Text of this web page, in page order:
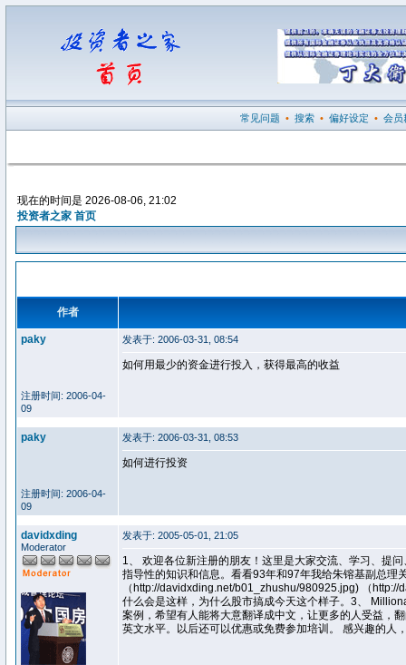
常见问题 • 搜索 • 偏好设定 • 会员
现在的时间是 2026-08-06, 21:02
投资者之家 首页
作者
paky
注册时间: 2006-04-
09
发表于: 2006-03-31, 08:54
如何用最少的资金进行投入，获得最高的收益
paky
注册时间: 2006-04-
09
发表于: 2006-03-31, 08:53
如何进行投资
davidxding
Moderator
发表于: 2005-05-01, 21:05
1、 欢迎各位新注册的朋友！这里是大家交流、学习、提
指导性的知识和信息。看看93年和97年我给朱镕基副总
（http://davidxding.net/b01_zhushu/980925.jpg) （
什么会是这样，为什么股市搞成今天这个样子。3、
案例，希望有人能将大意翻译成中文，让更多的人受益，
英文水平。以后还可以优惠或免费参加培训。 感兴趣的人